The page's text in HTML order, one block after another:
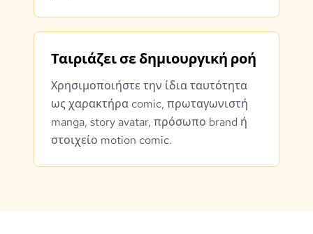
Ταιριάζει σε δημιουργική ροή
Χρησιμοποιήστε την ίδια ταυτότητα
ως χαρακτήρα comic, πρωταγωνιστή
manga, story avatar, πρόσωπο brand ή
στοιχείο motion comic.